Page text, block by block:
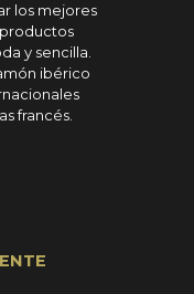
los mejores
y sencilla.
ibérico
francés.